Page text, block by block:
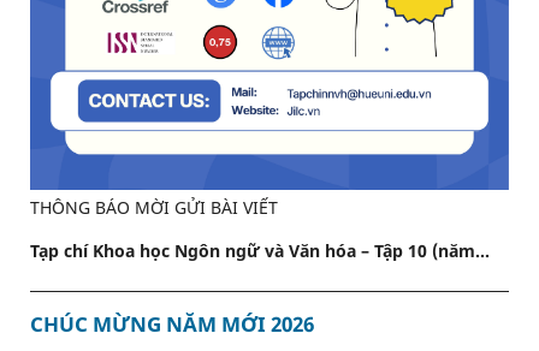
THÔNG BÁO MỜI GỬI BÀI VIẾT
Tạp chí Khoa học Ngôn ngữ và Văn hóa – Tập 10 (năm...
CHÚC MỪNG NĂM MỚI 2026